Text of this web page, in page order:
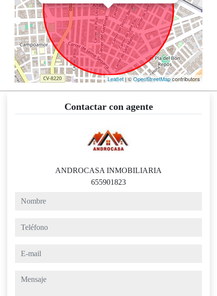
Leaflet| ©OpenStreetMapcontributors
Contactar con agente
ANDROCASA INMOBILIARIA
655901823
nombre
teléfono
e-mail
mensaje